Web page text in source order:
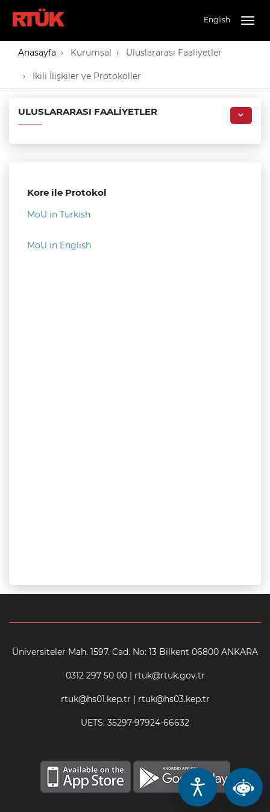
English
Anasayfa Kurumsal Uluslararası Faaliyetler
İkili İlişkiler ve Protokoller
ULUSLARARASI FAALIYETLER
Kore ile Protokol
MoU in Turkish
MoU in English
Üniversiteler Mah. 1597. Cad. No: 13 Bilkent 06800 ANKARA
0312 297 50 00 | rtuk@rtuk.gov.tr
rtuk@hs01.kep.tr | rtuk@hs03.kep.tr
UETS: 35297-97924-66632